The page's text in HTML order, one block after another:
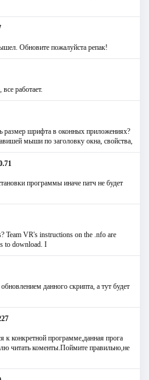
Обновите пожалуйста репак!
работает.
размер шрифта в оконных приложениях?
мыши по заголовку окна, свойства,
программы иначе патч не будет
Team VR's instructions on the .nfo are
to download. I
данного скрипта, а тут будет
конкретной программе,данная прога
читать коменты.Поймите правильно,не